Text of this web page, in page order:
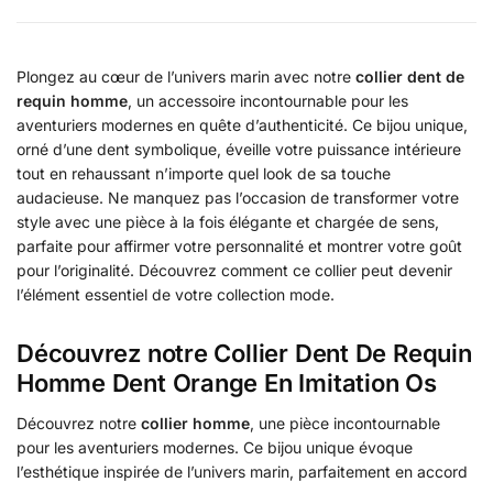
Plongez au cœur de l’univers marin avec notre collier dent de
requin homme, un accessoire incontournable pour les
aventuriers modernes en quête d’authenticité. Ce bijou unique,
orné d’une dent symbolique, éveille votre puissance intérieure
tout en rehaussant n’importe quel look de sa touche
audacieuse. Ne manquez pas l’occasion de transformer votre
style avec une pièce à la fois élégante et chargée de sens,
parfaite pour affirmer votre personnalité et montrer votre goût
pour l’originalité. Découvrez comment ce collier peut devenir
l’élément essentiel de votre collection mode.
Découvrez notre Collier Dent De Requin
Homme Dent Orange En Imitation Os
Découvrez notre collier homme, une pièce incontournable
pour les aventuriers modernes. Ce bijou unique évoque
l’esthétique inspirée de l’univers marin, parfaitement en accord